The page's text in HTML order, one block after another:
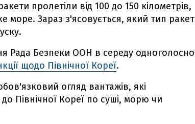
пролетіли від 100 до 150 кілометрів,
море. Зараз з'ясовується, який тип ракет
Рада Безпеки ООН в середу одноголосно
щодо Північної Кореї.
огляд вантажів, які
Північної Кореї по суші, морю чи